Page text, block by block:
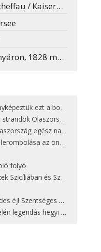
/ KaiserWelt
a tengerszint felett
alatt hűsölő cicát Kisorosziban
- megmutatjuk a 15 legjobbat
egész nap nyaral
önkényuralom végét jelentette
folyó
és Szardínián
éj! Szentséges éj!”
tüzek világítják meg Zugspitzét